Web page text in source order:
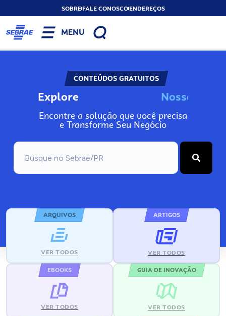
SOBREFALE CONOSCOENDEREÇOS
MENU
CONTEÚDOS GRATUITOS
Explore Nos
Encontre a solução que você precisa
e Transforme Seu Negócio
ARQUIVOS
VER TODOS
ARTIGOS
VER TODOS
EBOOKS
VER TODOS
GUIA DE INOVAÇÃO
VER TODOS